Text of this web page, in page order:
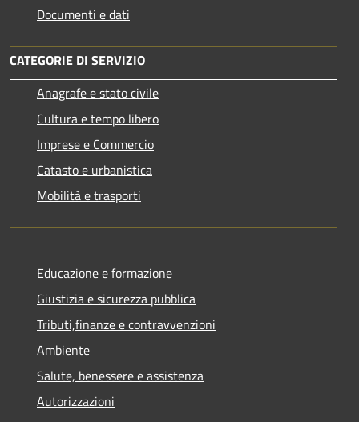
Documenti e dati
CATEGORIE DI SERVIZIO
Anagrafe e stato civile
Cultura e tempo libero
Imprese e Commercio
Catasto e urbanistica
Mobilità e trasporti
Educazione e formazione
Giustizia e sicurezza pubblica
Tributi,finanze e contravvenzioni
Ambiente
Salute, benessere e assistenza
Autorizzazioni